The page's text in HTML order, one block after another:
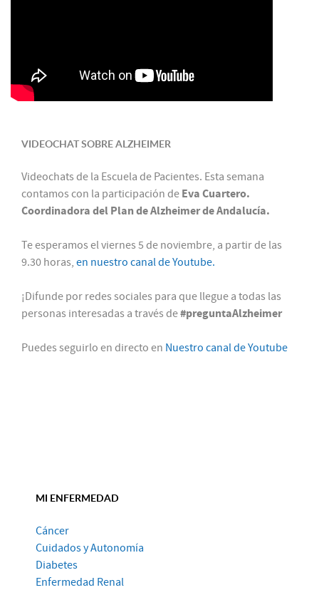
VIDEOCHAT SOBRE ALZHEIMER
Videochats de la Escuela de Pacientes. Esta semana
contamos con la participación de Eva Cuartero.
Coordinadora del Plan de Alzheimer de Andalucía.
Te esperamos el viernes 5 de noviembre, a partir de las
9.30 horas, en nuestro canal de Youtube.
¡Difunde por redes sociales para que llegue a todas las
personas interesadas a través de#preguntaAlzheimer
Puedes seguirlo en directo en Nuestro canal de Youtube
MI ENFERMEDAD
Cáncer
Cuidados y Autonomía
Diabetes
Enfermedad Renal